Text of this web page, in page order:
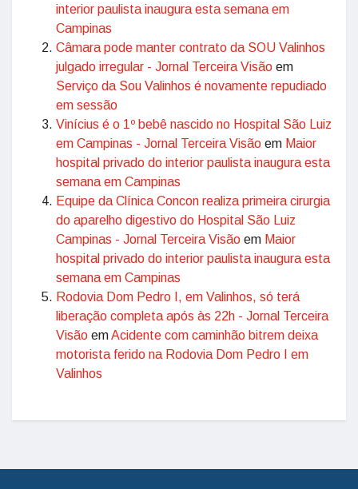
interior paulista inaugura esta semana em
Campinas
Câmara pode manter contrato da SOU Valinhos
julgado irregular - Jornal Terceira Visão em
Serviço da Sou Valinhos é novamente repudiado
em sessão
Vinícius é o 1º bebê nascido no Hospital São Luiz
em Campinas - Jornal Terceira Visão em Maior
hospital privado do interior paulista inaugura esta
semana em Campinas
Equipe da Clínica Concon realiza primeira cirurgia
do aparelho digestivo do Hospital São Luiz
Campinas - Jornal Terceira Visão em Maior
hospital privado do interior paulista inaugura esta
semana em Campinas
Rodovia Dom Pedro I, em Valinhos, só terá
liberação completa após às 22h - Jornal Terceira
Visão emAcidente com caminhão bitrem deixa
motorista ferido na Rodovia Dom Pedro I em
Valinhos